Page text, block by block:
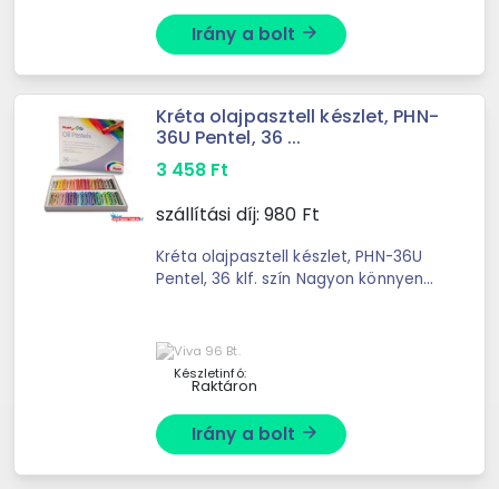
Irány a bolt arrow_forward
Kréta olajpasztell készlet, PHN-
36U Pentel, 36 ...
3 458 Ft
szállítási díj: 980 Ft
Kréta olajpasztell készlet, PHN-36U
Pentel, 36 klf. szín Nagyon könnyen
könnyedén aqaurell ...
Készletinfó:
Raktáron
Irány a bolt arrow_forward